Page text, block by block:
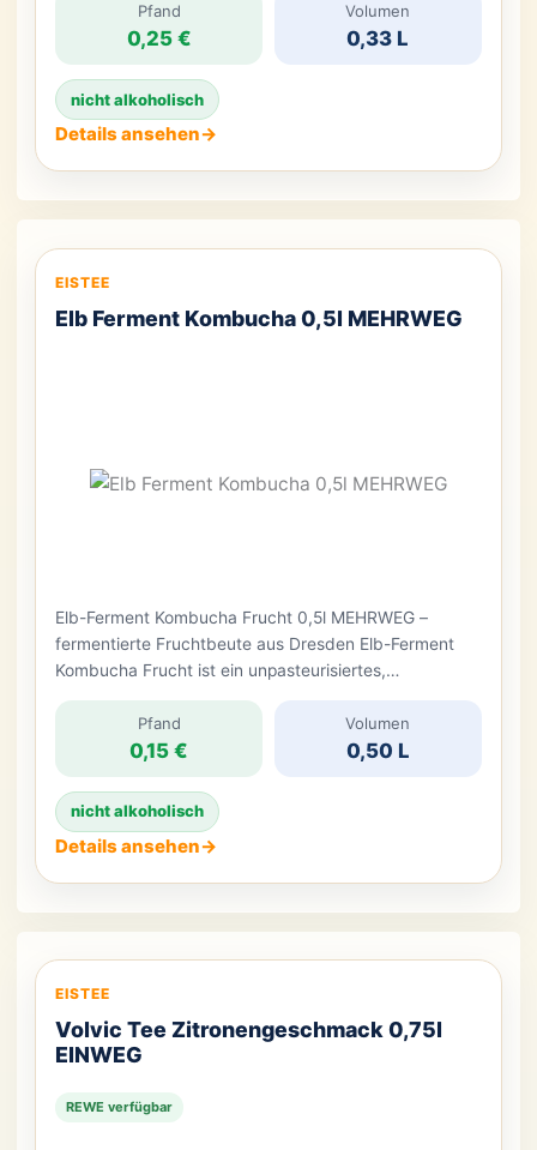
Agavendicksaft und Schwarztee-Extrakt treffen hier
aufeinander und ergeben ein süßes Bio-Teegetränk
wäre sie direkt aus einem Sonnenuntergang über dem
Pfandpiraten-Hafen geborgen worden. Auf […]
Pfand
0,25 €
Volumen
0,33 L
nicht alkoholisch
Details ansehen→
EISTEE
Elb Ferment Kombucha 0,5l MEHRWEG
Elb-Ferment Kombucha Frucht 0,5l MEHRWEG –
fermentierte Fruchtbeute aus Dresden Elb-Ferment
Kombucha Frucht ist ein unpasteurisiertes,
Rezeptur kombiniert Wasser mit einem Bio-Früchtetee
aus Apfel, Aronia, roter Johannisbeere und schwarzer
Kulturen während der Fermentation als Grundlage.
Das Ergebnis segelt geschmacklich zwischen
fruchtigem Eistee, feinherbem Gärgetränk und leicht
[…]
Pfand
0,15 €
Volumen
0,50 L
nicht alkoholisch
Details ansehen→
EISTEE
Volvic Tee Zitronengeschmack 0,75l
EINWEG
REWE verfügbar